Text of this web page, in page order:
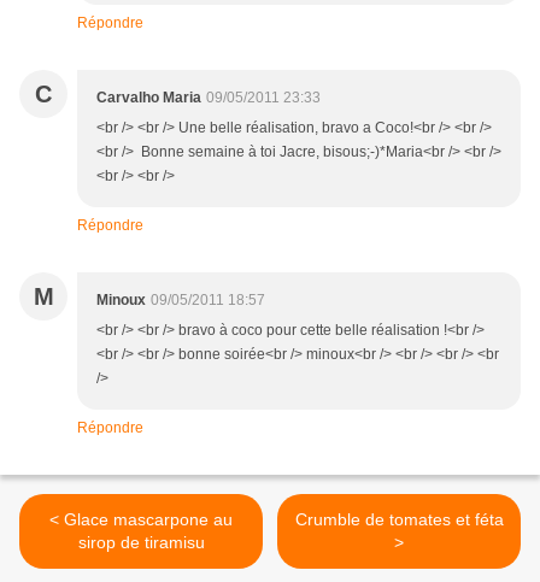
Répondre
C Carvalho Maria 09/05/2011 23:33
<br /> <br /> Une belle réalisation, bravo a Coco!<br /> <br />
<br /> Bonne semaine à toi Jacre, bisous;-)*Maria<br /> <br />
<br /> <br />
Répondre
M Minoux 09/05/2011 18:57
<br /> <br /> bravo à coco pour cette belle réalisation !<br />
<br /> <br /> bonne soirée<br /> minoux<br /> <br /> <br /> <br
/>
Répondre
< Glace mascarpone au
sirop de tiramisu
Crumble de tomates et féta
>